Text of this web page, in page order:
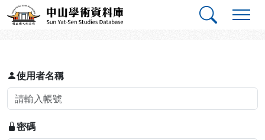
跳到主要內容
中山學術資料庫
登入
使用者名稱
密碼